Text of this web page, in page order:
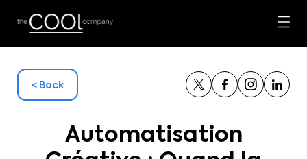
< Back
Automatisation